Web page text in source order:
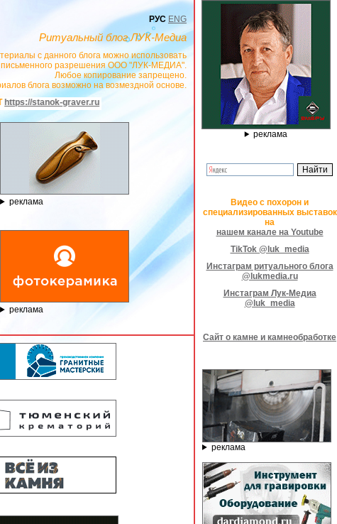
РУС ENG
Ритуальный блог ЛУК-Медиа
с данного блога можно использовать
письменного разрешения ООО "ЛУК-МЕДИА".
Любое копирование запрещено.
блога возможно на возмездной основе.
РЕКЛАМОДАТЕЛЬ ИП Павленко С.В. ИНН: 233008852896. Erid: 2SDnjeX37Dc
реклама
реклама
реклама
Видео с похорон и
специализированных выставок
на
нашем канале на Youtube
TikTok @luk_media
Инстаграм ритуального блога
@lukmedia.ru
Инстаграм Лук-Медиа
@luk_media
Сайт о камне и камнеобработке
реклама